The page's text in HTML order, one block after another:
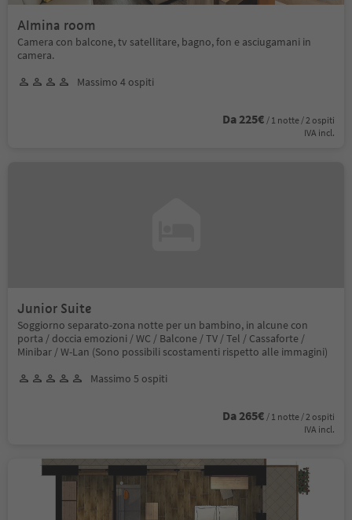
Almina room
Camera con balcone, tv satellitare, bagno, fon e asciugamani in
camera.
Massimo 4 ospiti
Da 225€ / 1 notte / 2 ospiti
IVA incl.
Junior Suite
Soggiorno separato-zona notte per un bambino, in alcune con
porta / doccia emozioni / WC / Balcone / TV / Tel / Cassaforte /
Minibar / W-Lan (Sono possibili scostamenti rispetto alle immagini)
Massimo 5 ospiti
Da 265€ / 1 notte / 2 ospiti
IVA incl.